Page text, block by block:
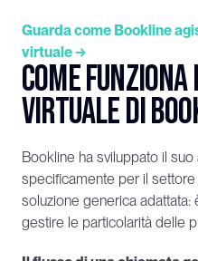
Guarda come Bookline
virtuale →
Come
virtuale di
Bookline ha sviluppato il
specificamente per il
soluzione generica
gestire le particolarità delle